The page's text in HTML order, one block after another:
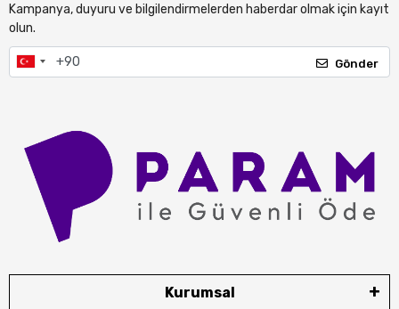
Kampanya, duyuru ve bilgilendirmelerden haberdar olmak için kayıt
olun.
Gönder
Kurumsal